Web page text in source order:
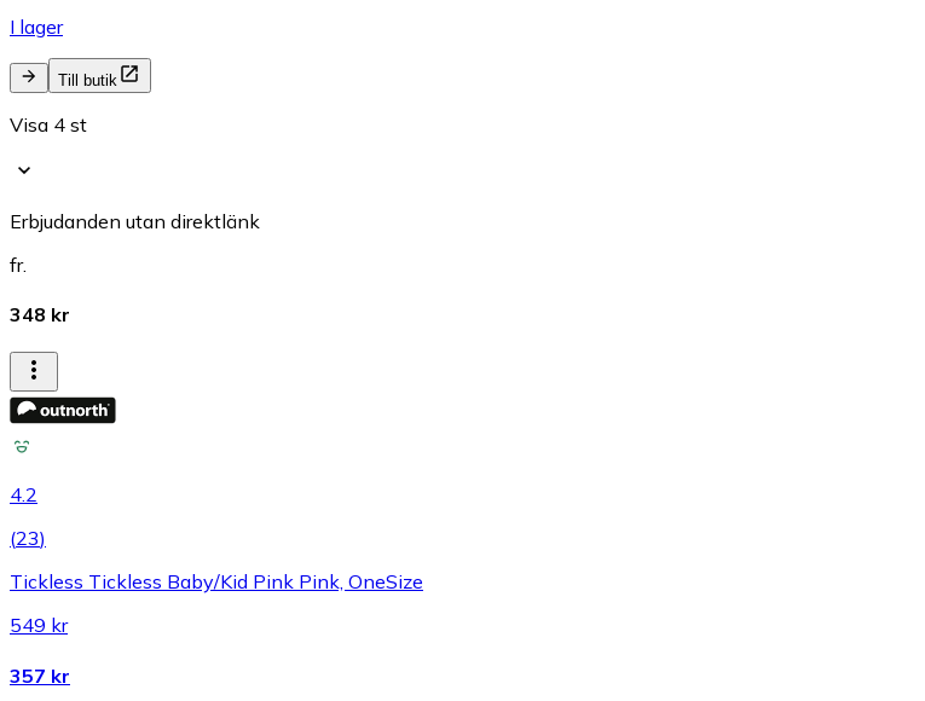
I lager
Till butik
Visa 4 st
Erbjudanden utan direktlänk
fr.
348 kr
4.2
(23)
Tickless Tickless Baby/Kid Pink Pink, OneSize
549 kr
357 kr